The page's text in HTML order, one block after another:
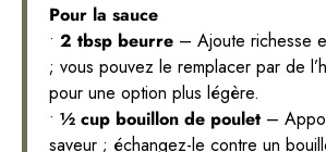
Pour la sauce
• 2 tbsp beurre – Ajoute richesse
; vous pouvez le remplacer par de
pour une option plus légère.
• ½ cup bouillon de poulet –
saveur ; échangez-le contre un